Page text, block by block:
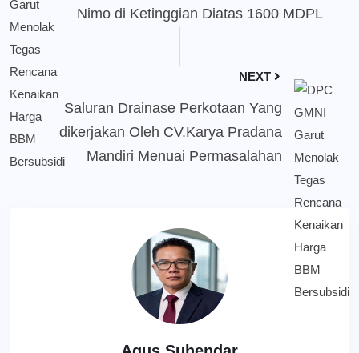
Nimo di Ketinggian Diatas 1600 MDPL
NEXT
Saluran Drainase Perkotaan Yang
dikerjakan Oleh CV.Karya Pradana
Mandiri Menuai Permasalahan